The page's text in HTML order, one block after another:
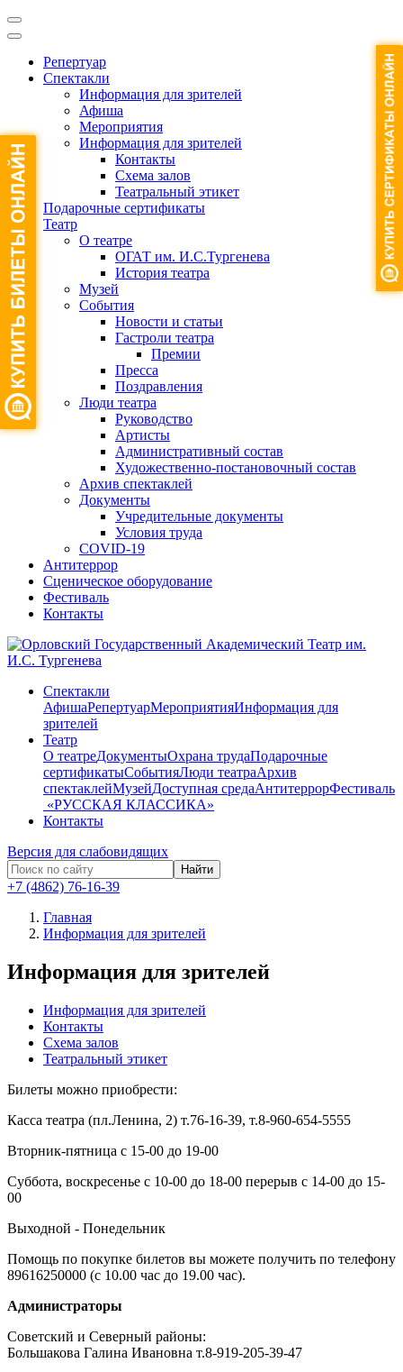
Репертуар
Спектакли
Информация для зрителей
Афиша
Мероприятия
Информация для зрителей
Контакты
Схема залов
Театральный этикет
Подарочные сертификаты
Театр
О театре
ОГАТ им. И.С.Тургенева
История театра
Музей
События
Новости и статьи
Гастроли театра
Премии
Пресса
Поздравления
Люди театра
Руководство
Артисты
Административный состав
Художественно-постановочный состав
Архив спектаклей
Документы
Учредительные документы
Условия труда
COVID-19
Антитеррор
Сценическое оборудование
Фестиваль
Контакты
Спектакли
АфишаРепертуарМероприятияИнформация для
зрителей
Театр
О театреДокументыОхрана трудаПодарочные
сертификатыСобытияЛюди театраАрхив
спектаклейМузейДоступная средаАнтитеррорФестиваль
​ «РУССКАЯ КЛАССИКА»
Контакты
Версия для слабовидящих
Найти
+7 (4862) 76-16-39
Главная
Информация для зрителей
Информация для зрителей
Информация для зрителей
Контакты
Схема залов
Театральный этикет
Билеты можно приобрести:
Касса театра (пл.Ленина, 2) т.76-16-39, т.8-960-654-5555
Вторник-пятница с 15-00 до 19-00
Суббота, воскресенье с 10-00 до 18-00 перерыв с 14-00 до 15-
00
Выходной - Понедельник
Помощь по покупке билетов вы можете получить по телефону
89616250000 (с 10.00 час до 19.00 час).
Администраторы
Советский и Северный районы:
Большакова Галина Ивановна т.8-919-205-39-47